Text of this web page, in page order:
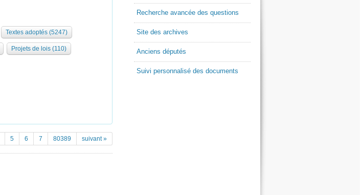
Textes adoptés (5247)
Projets de lois (110)
5 6 7 80389 suivant »
Recherche avancée des questions
Site des archives
Anciens députés
Suivi personnalisé des documents